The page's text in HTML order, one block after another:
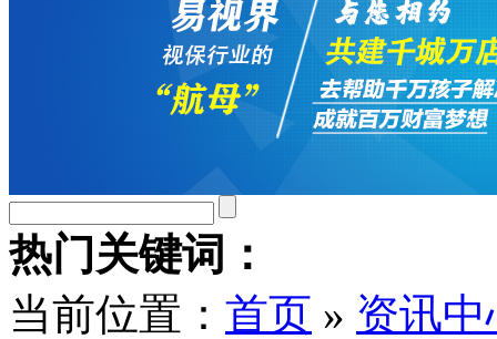
热门关键词：
当前位置： 首页 » 资讯中